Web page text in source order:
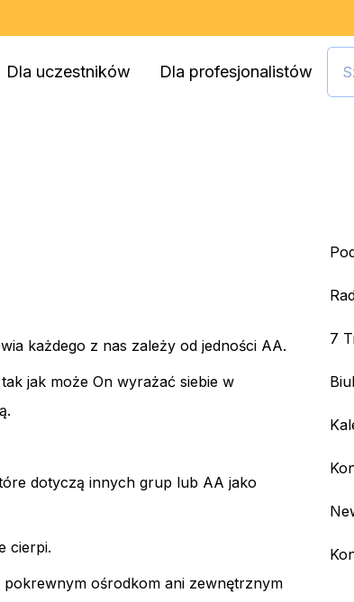
Dla uczestników Dla profesjonalistów
każdego z nas zależy od jedności AA.
jak może On wyrażać siebie w
dotyczą innych grup lub AA jako
cierpi.
ośrodkom ani zewnętrznym
7